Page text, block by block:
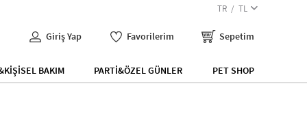
TR TL
Giriş Yap Favorilerim Sepetim
BAKIM PARTİ&ÖZEL GÜNLER PET SHOP